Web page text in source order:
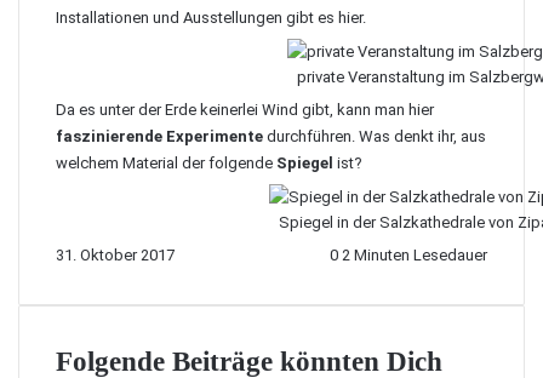
Installationen und Ausstellungen gibt es hier.
private Veranstaltung im
Da es unter der Erde keinerlei Wind gibt, kann man hier
faszinierende Experimente durchführen. Was denkt ihr, aus
welchem Material der folgende Spiegel ist?
Spiegel in der Salzkathedrale von
31. Oktober 2017
0 2 Minuten Lesedauer
Folgende Beiträge könnten Dich